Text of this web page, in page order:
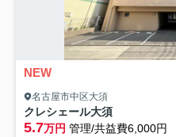
NEW
名古屋市中区大須
クレシェール大須
5.7万円 管理/共益費6,000円